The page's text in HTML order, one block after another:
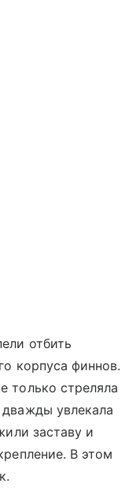
отбить
корпуса финнов.
только стреляла
увлекала
заставу и
В этом